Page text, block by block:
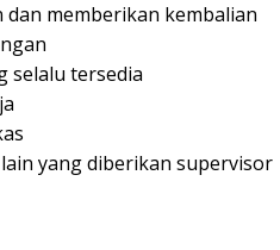
memberikan kembalian
selalu tersedia
yang diberikan supervisor